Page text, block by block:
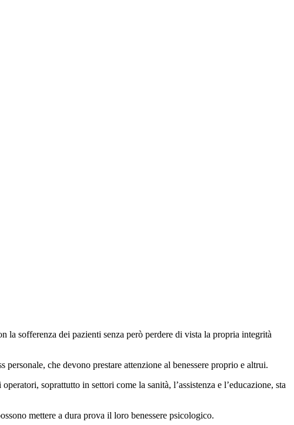
la sofferenza dei pazienti senza però perdere di vista la propria integrità
che devono prestare attenzione al benessere proprio e altrui.
soprattutto in settori come la sanità, l’assistenza e l’educazione, sta
mettere a dura prova il loro benessere psicologico.